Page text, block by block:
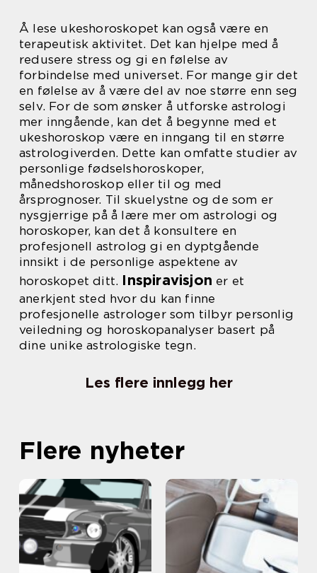
Å lese ukeshoroskopet kan også være en
terapeutisk aktivitet. Det kan hjelpe med å
redusere stress og gi en følelse av
forbindelse med universet. For mange gir det
en følelse av å være del av noe større enn seg
selv. For de som ønsker å utforske astrologi
mer inngående, kan det å begynne med et
ukeshoroskop være en inngang til en større
astrologiverden. Dette kan omfatte studier av
personlige fødselshoroskoper,
månedshoroskop eller til og med
årsprognoser. Til skuelystne og de som er
nysgjerrige på å lære mer om astrologi og
horoskoper, kan det å konsultere en
profesjonell astrolog gi en dyptgående
innsikt i de personlige aspektene av
horoskopet ditt. Inspiravisjon er et
anerkjent sted hvor du kan finne
profesjonelle astrologer som tilbyr personlig
veiledning og horoskopanalyser basert på
dine unike astrologiske tegn.
Les flere innlegg her
Flere nyheter